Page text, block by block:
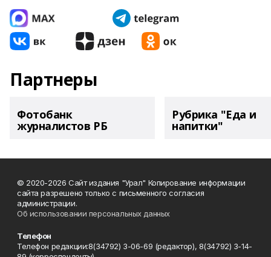
Партнеры
Фотобанк
журналистов РБ
Рубрика "Еда и
напитки"
© 2020-2026 Сайт издания "Урал" Копирование информации
сайта разрешено только с письменного согласия
администрации.
Об использовании персональных данных
Телефон
Телефон редакции:8(34792) 3-06-69 (редактор), 8(34792) 3-14-